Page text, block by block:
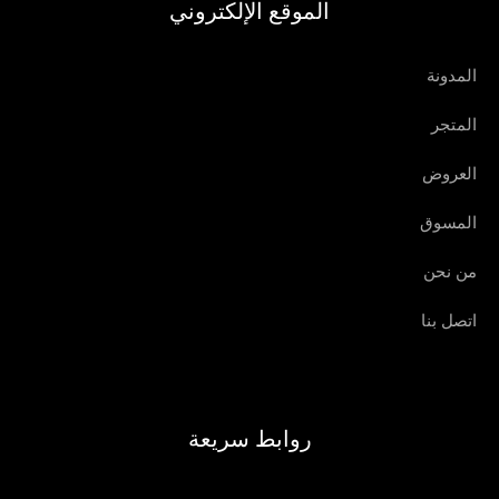
الموقع الإلكتروني
المدونة
المتجر
العروض
المسوق
من نحن
اتصل بنا
روابط سريعة